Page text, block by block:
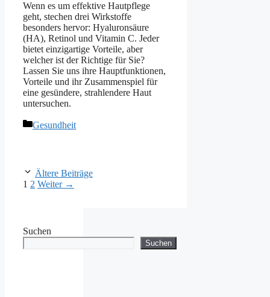
Wenn es um effektive Hautpflege
geht, stechen drei Wirkstoffe
besonders hervor: Hyaluronsäure
(HA), Retinol und Vitamin C. Jeder
bietet einzigartige Vorteile, aber
welcher ist der Richtige für Sie?
Lassen Sie uns ihre Hauptfunktionen,
Vorteile und ihr Zusammenspiel für
eine gesündere, strahlendere Haut
untersuchen.
Kategorien
Gesundheit
Ältere Beiträge
Seite
1 Seite
2 Weiter →
Suchen
Suchen